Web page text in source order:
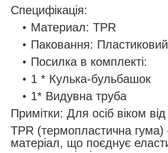
Специфікація:
Материал: TPR
Паковання:
Посилка в комплекті:
1 * Кулька-бульбашок
1* Видувна труба
Примітки: Для осіб віком від
TPR (термопластична
матеріал, що поєднує